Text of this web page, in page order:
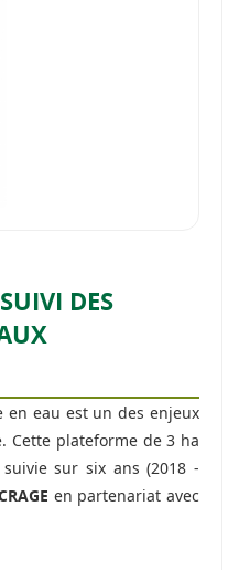
DES
en eau est un des enjeux
Cette plateforme de 3 ha
sur six ans (2018 -
en partenariat avec